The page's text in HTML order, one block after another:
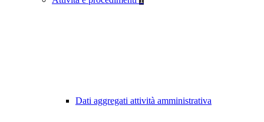
Dati aggregati attività amministrativa